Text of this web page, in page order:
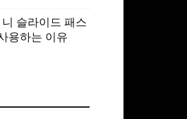
슬라이드 패스
용하는 이유